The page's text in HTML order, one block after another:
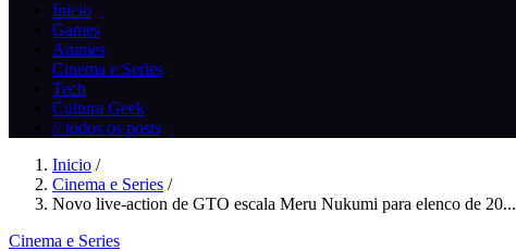
Inicio
Games
Animes
Cinema e Series
Tech
Cultura Geek
// todos os posts
Inicio /
Cinema e Series /
Novo live-action de GTO escala Meru Nukumi para elenco de 20...
Cinema e Series